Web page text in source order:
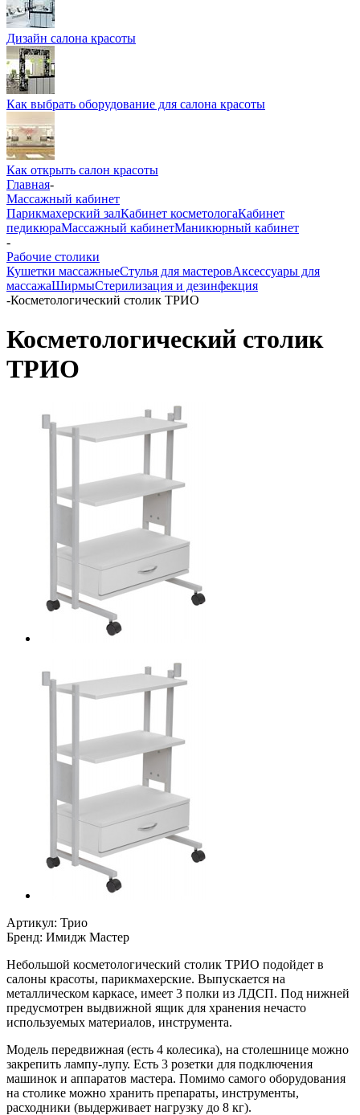
Дизайн салона красоты
Как выбрать оборудование для салона красоты
Как открыть салон красоты
Главная-
Массажный кабинет
Парикмахерский залКабинет косметологаКабинет
педикюраМассажный кабинетМаникюрный кабинет
-
Рабочие столики
Кушетки массажныеСтулья для мастеровАксессуары для
массажаШирмыСтерилизация и дезинфекция
-Косметологический столик ТРИО
Косметологический столик
ТРИО
Артикул: Трио
Бренд: Имидж Мастер
Небольшой косметологический столик ТРИО подойдет в
салоны красоты, парикмахерские. Выпускается на
металлическом каркасе, имеет 3 полки из ЛДСП. Под нижней
предусмотрен выдвижной ящик для хранения нечасто
используемых материалов, инструмента.
Модель передвижная (есть 4 колесика), на столешнице можно
закрепить лампу-лупу. Есть 3 розетки для подключения
машинок и аппаратов мастера. Помимо самого оборудования
на столике можно хранить препараты, инструменты,
расходники (выдерживает нагрузку до 8 кг).